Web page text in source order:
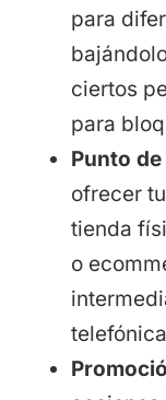
para
ciertos
para
Punto
ofrecer
tienda
o